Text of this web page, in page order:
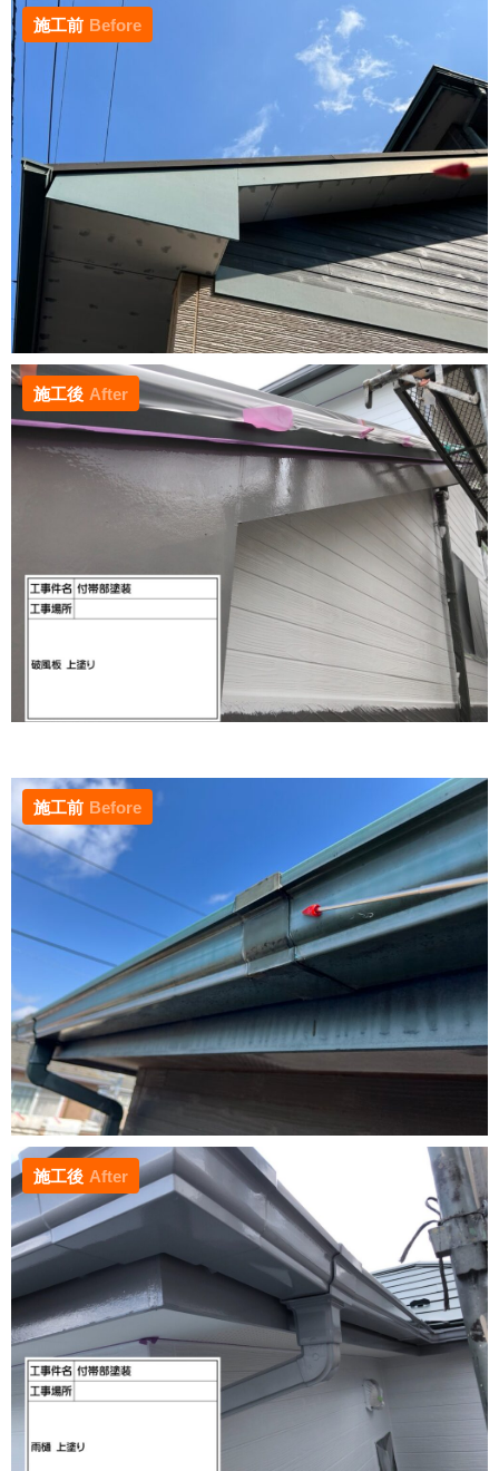
施工前 Before
施工後 After
施工前 Before
施工後 After